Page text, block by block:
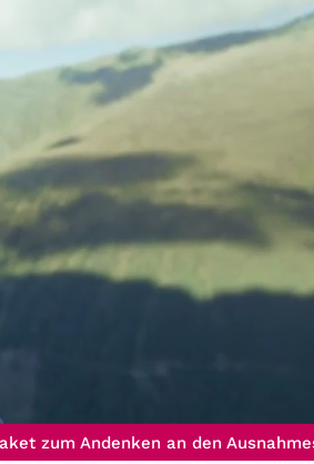
zum Andenken an den